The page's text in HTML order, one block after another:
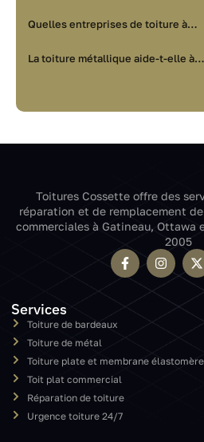
Quelles entreprises de toiture à…
La toiture métallique aide-t-elle à…
Toitures Cossette offre des
réparation et de remplacement
commerciales à Gatineau, Ottawa
2005
Services
Toiture de bardeaux
Toiture de métal
Toiture plate et membrane élastomère
Toit plat commercial
Réparation de toiture
Urgence toiture 24/7